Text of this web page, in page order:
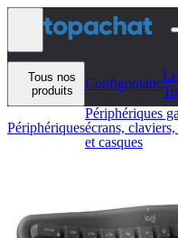
Aller au contenu
Tous nos
produits
Configomatic
Périphériques
Périphériques
écrans,
et casques